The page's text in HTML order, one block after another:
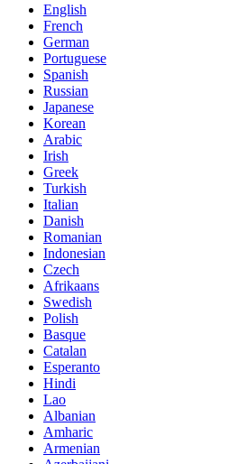
English
French
German
Portuguese
Spanish
Russian
Japanese
Korean
Arabic
Irish
Greek
Turkish
Italian
Danish
Romanian
Indonesian
Czech
Afrikaans
Swedish
Polish
Basque
Catalan
Esperanto
Hindi
Lao
Albanian
Amharic
Armenian